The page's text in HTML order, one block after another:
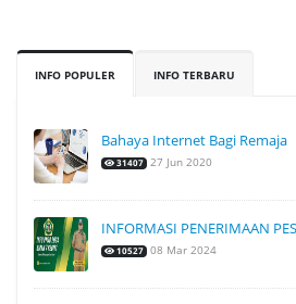
INFO POPULER INFO TERBARU
Bahaya Internet Bagi Remaja
31407 27 Jun 2020
INFORMASI PENERIMAAN
10527 08 Mar 2024